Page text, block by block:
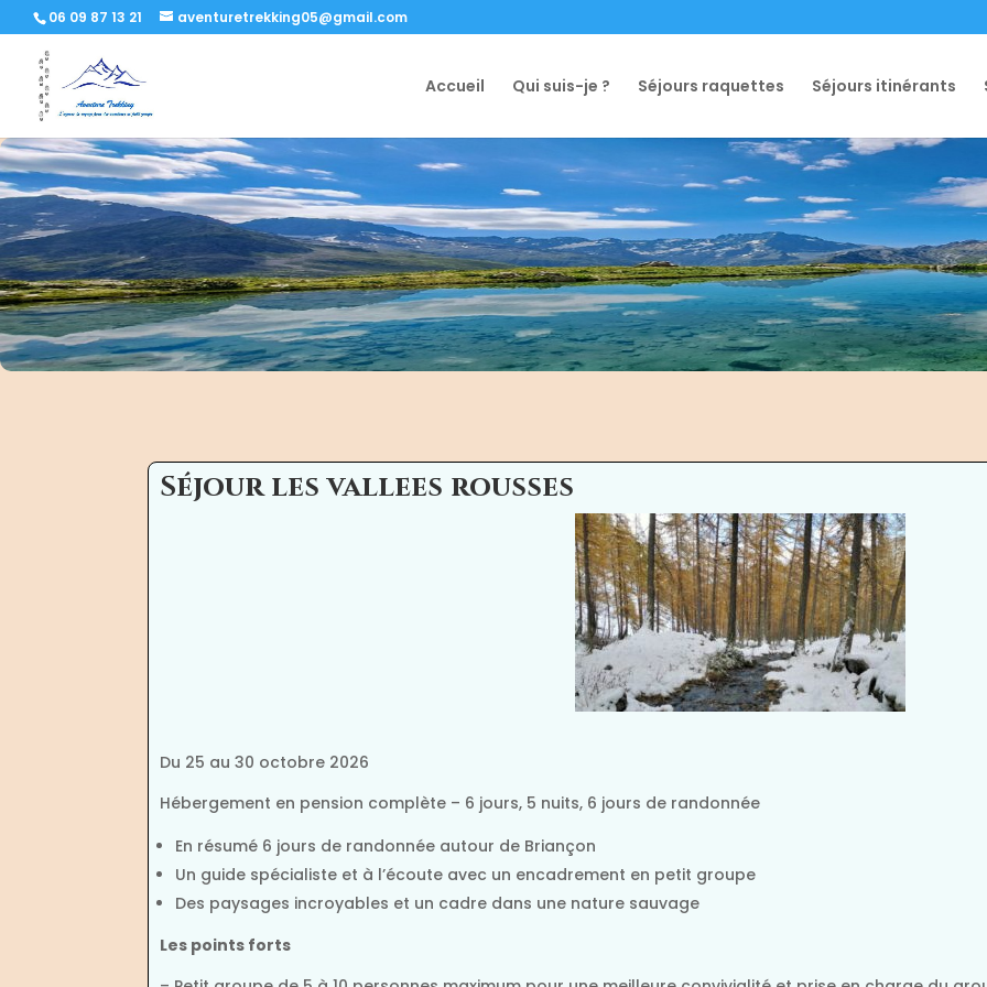
06 09 87 13 21 aventuretrekking05@gmail.com
Accueil Qui suis-je ? Séjours raquettes Séjours itinérants
Séjour les vallees rousses
Du 25 au 30 octobre 2026
Hébergement en pension complète – 6 jours, 5 nuits, 6 jours de randonnée
En résumé 6 jours de randonnée autour de Briançon
Un guide spécialiste et à l’écoute avec un encadrement en petit groupe
Des paysages incroyables et un cadre dans une nature sauvage
Les points forts